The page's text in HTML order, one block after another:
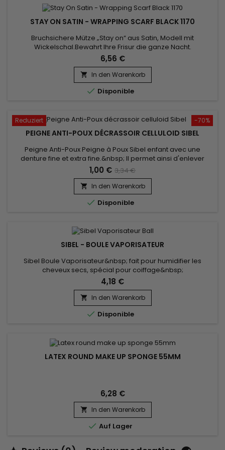
STAY ON SATIN - WRAPPING SCARF BLACK 1170
Bruchsichere Mütze „Stay on“ aus Satin, Modell mit
Wickelschal.Bewahrt Ihre Frisur die ganze Nacht.
6,56 €
 In den Warenkorb
 Disponible
-70%
Reduziert
PEIGNE ANTI-POUX DÉCRASSOIR CELLULOID SIBEL
Peigne Anti-Poux Peigne à Poux Sibel enfant avec une
denture fine et extra fine.&nbsp; Il permet ainsi d'enlever
efficacement les lentes et les poux de tous types de
cheveux,&nbsp;même&nbsp;les plus fins.&nbsp; Vous
pourrez ainsi calmer les démangeaisons du cuir chevelu. Un
incontournable en cas d'invasion massive de parasites...
1,00 € 3,34 €
 In den Warenkorb
 Disponible
SIBEL - BOULE VAPORISATEUR
Sibel Boule Vaporisateur&nbsp; fait pour humidifier les
cheveux secs, spécial pour coiffage&nbsp;
4,18 €
 In den Warenkorb
 Disponible
LATEX ROUND MAKE UP SPONGE 55MM
6,28 €
 In den Warenkorb
 Auf Lager